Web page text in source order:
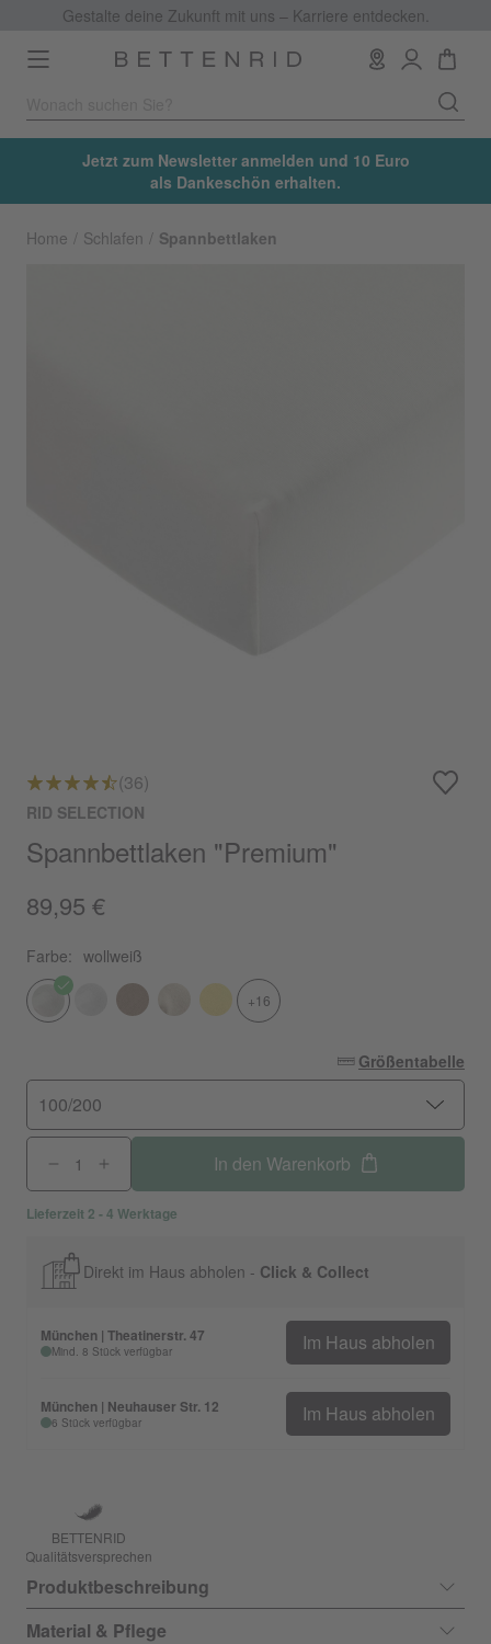
Gestalte deine Zukunft mit uns – Karriere entdecken.
Toggle
navigation
Jetzt zum Newsletter anmelden und 10 Euro
als Dankeschön erhalten.
Home Schlafen Spannbettlaken
(36)
RID SELECTION
Spannbettlaken "Premium"
89,95 €
Farbe: wollweiß
+16
Größentabelle
100/200
In den Warenkorb
Lieferzeit 2 - 4 Werktage
Direkt im Haus abholen - Click & Collect
München | Theatinerstr. 47
Mind. 8 Stück verfügbar Im Haus abholen
München | Neuhauser Str. 12
6 Stück verfügbar Im Haus abholen
BETTENRID
Qualitätsversprechen
Produktbeschreibung
Material & Pflege